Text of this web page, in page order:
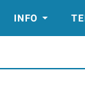
INFO